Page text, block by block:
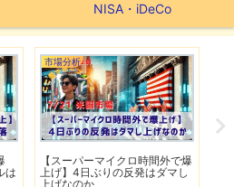
NISA・iDeCo
は
市場分析
【スーパーマイクロ時間外で爆
上げ】4日ぶりの反発はダマし
上げなのか